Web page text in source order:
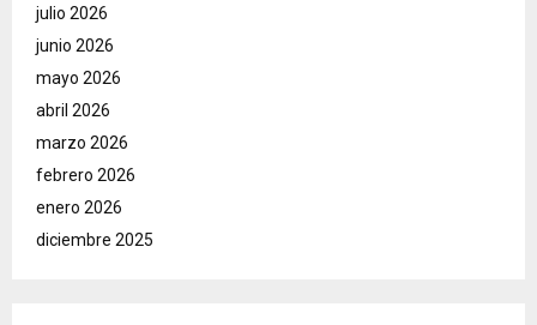
julio 2026
junio 2026
mayo 2026
abril 2026
marzo 2026
febrero 2026
enero 2026
diciembre 2025